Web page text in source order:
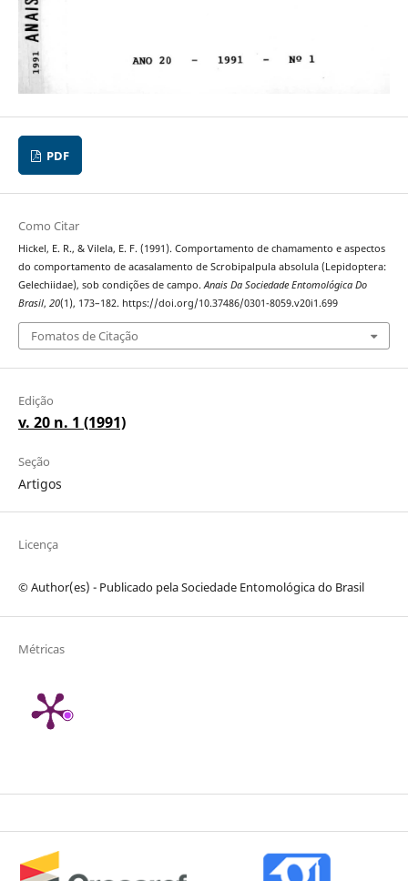
PDF
Como Citar
Hickel, E. R., & Vilela, E. F. (1991). Comportamento de chamamento e aspectos
do comportamento de acasalamento de Scrobipalpula absolula (Lepidoptera:
Gelechiidae), sob condições de campo.Anais Da Sociedade Entomológica Do
Brasil, 20(1), 173–182. https://doi.org/10.37486/0301-8059.v20i1.699
Fomatos de Citação
Edição
v. 20 n. 1 (1991)
Seção
Artigos
Licença
© Author(es) - Publicado pela Sociedade Entomológica do Brasil
Métricas